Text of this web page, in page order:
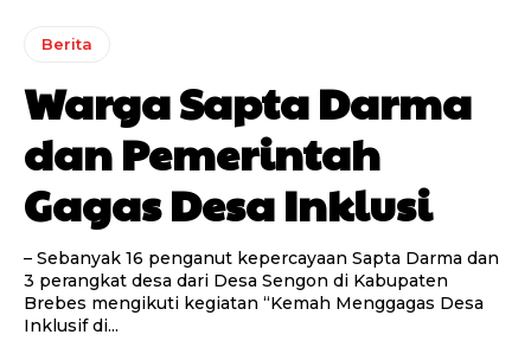
Berita
Warga Sapta Darma
dan Pemerintah
Gagas Desa Inklusi
– Sebanyak 16 penganut kepercayaan Sapta Darma dan
3 perangkat desa dari Desa Sengon di Kabupaten
Brebes mengikuti kegiatan “Kemah Menggagas Desa
Inklusif di...